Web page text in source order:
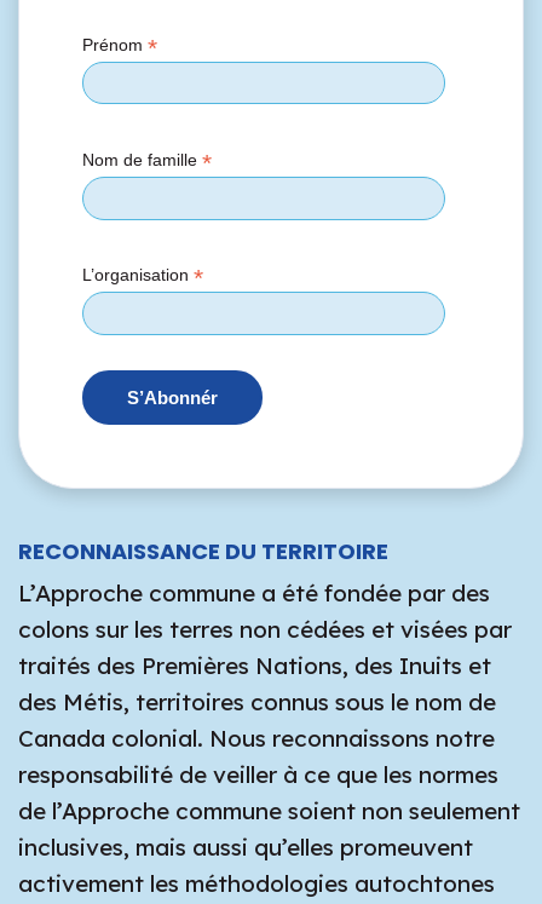
Prénom *
Nom de famille *
L’organisation *
RECONNAISSANCE DU TERRITOIRE
L’Approche commune a été fondée par des
colons sur les terres non cédées et visées par
traités des Premières Nations, des Inuits et
des Métis, territoires connus sous le nom de
Canada colonial. Nous reconnaissons notre
responsabilité de veiller à ce que les normes
de l’Approche commune soient non seulement
inclusives, mais aussi qu’elles promeuvent
activement les méthodologies autochtones